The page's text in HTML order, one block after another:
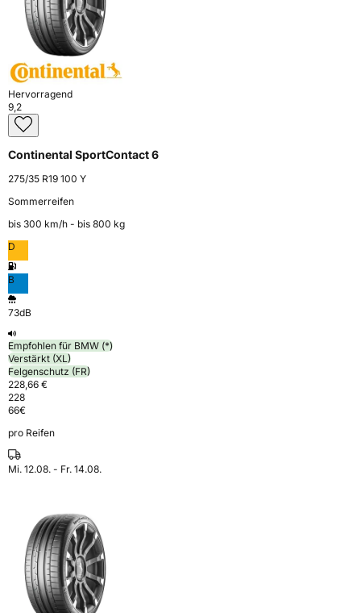
Hervorragend
9,2
Continental SportContact 6
275/35 R19 100 Y
Sommerreifen
bis 300 km⁠/⁠h - bis 800 kg
D
B
73dB
Empfohlen für BMW (*)
Verstärkt (XL)
Felgenschutz (FR)
228,66 €
228
66€
pro Reifen
Mi. 12.08. - Fr. 14.08.